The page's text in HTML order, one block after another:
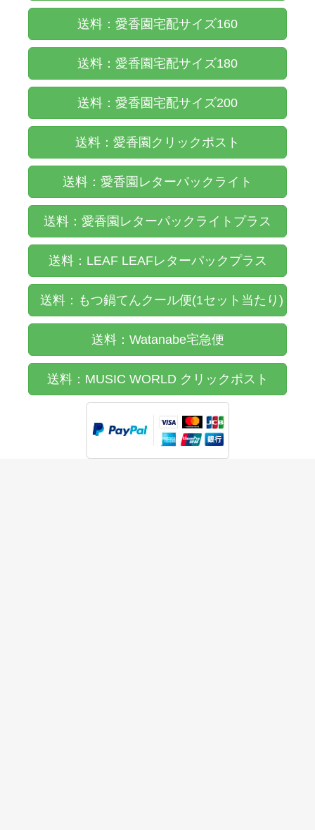
送料：愛香園宅配サイズ160
送料：愛香園宅配サイズ180
送料：愛香園宅配サイズ200
送料：愛香園クリックポスト
送料：愛香園レターパックライト
送料：愛香園レターパックライトプラス
送料：LEAF LEAFレターパックプラス
送料：もつ鍋てんクール便(1セット当たり)
送料：Watanabe宅急便
送料：MUSIC WORLD クリックポスト